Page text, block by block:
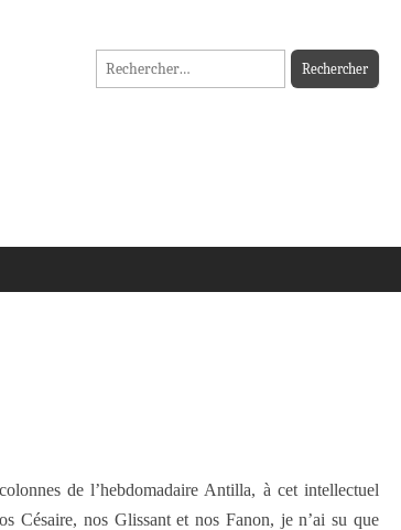
Rechercher :
de l’hebdomadaire Antilla, à cet intellectuel
Césaire, nos Glissant et nos Fanon, je n’ai su que